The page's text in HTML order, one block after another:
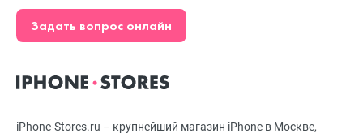
iPhone-Stores.ru – крупнейший магазин iPhone в Москве,
Задать вопрос онлайн